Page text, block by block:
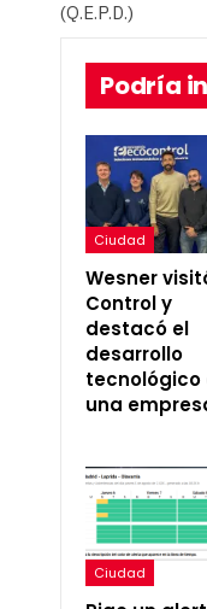
(Q.E.P.D.)
Podría
Ciudad
Wesner
Control y
destacó el
desarrollo
tecnológico
una
Ciudad